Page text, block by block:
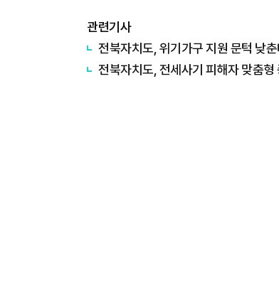
관련기사
전북자치도, 위기가구 지원 문턱 낮
전북자치도, 전세사기 피해자 맞춤형